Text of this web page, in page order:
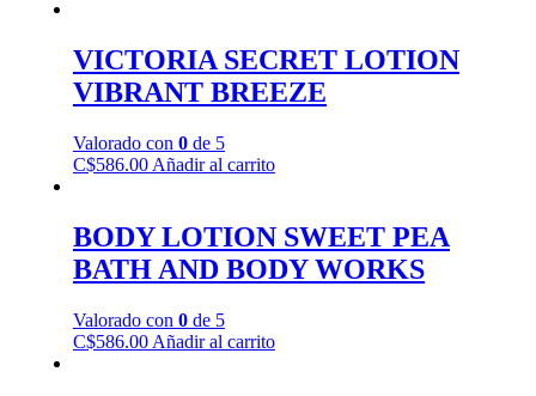
VICTORIA SECRET LOTION
VIBRANT BREEZE
Valorado con 0de 5
C$586.00 Añadir al carrito
BODY LOTION SWEET PEA
BATH AND BODY WORKS
Valorado con 0de 5
C$586.00 Añadir al carrito